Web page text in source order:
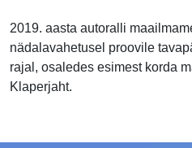
2019. aasta autoralli
nädalavahetusel proovile
rajal, osaledes esimest korda
Klaperjaht.